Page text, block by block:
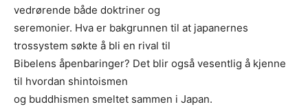
vedrørende både doktriner og
seremonier. Hva er bakgrunnen til at japanernes
trossystem søkte å bli en rival til
Bibelens åpenbaringer? Det blir også vesentlig å kjenne
til hvordan shintoismen
og buddhismen smeltet sammen i Japan.